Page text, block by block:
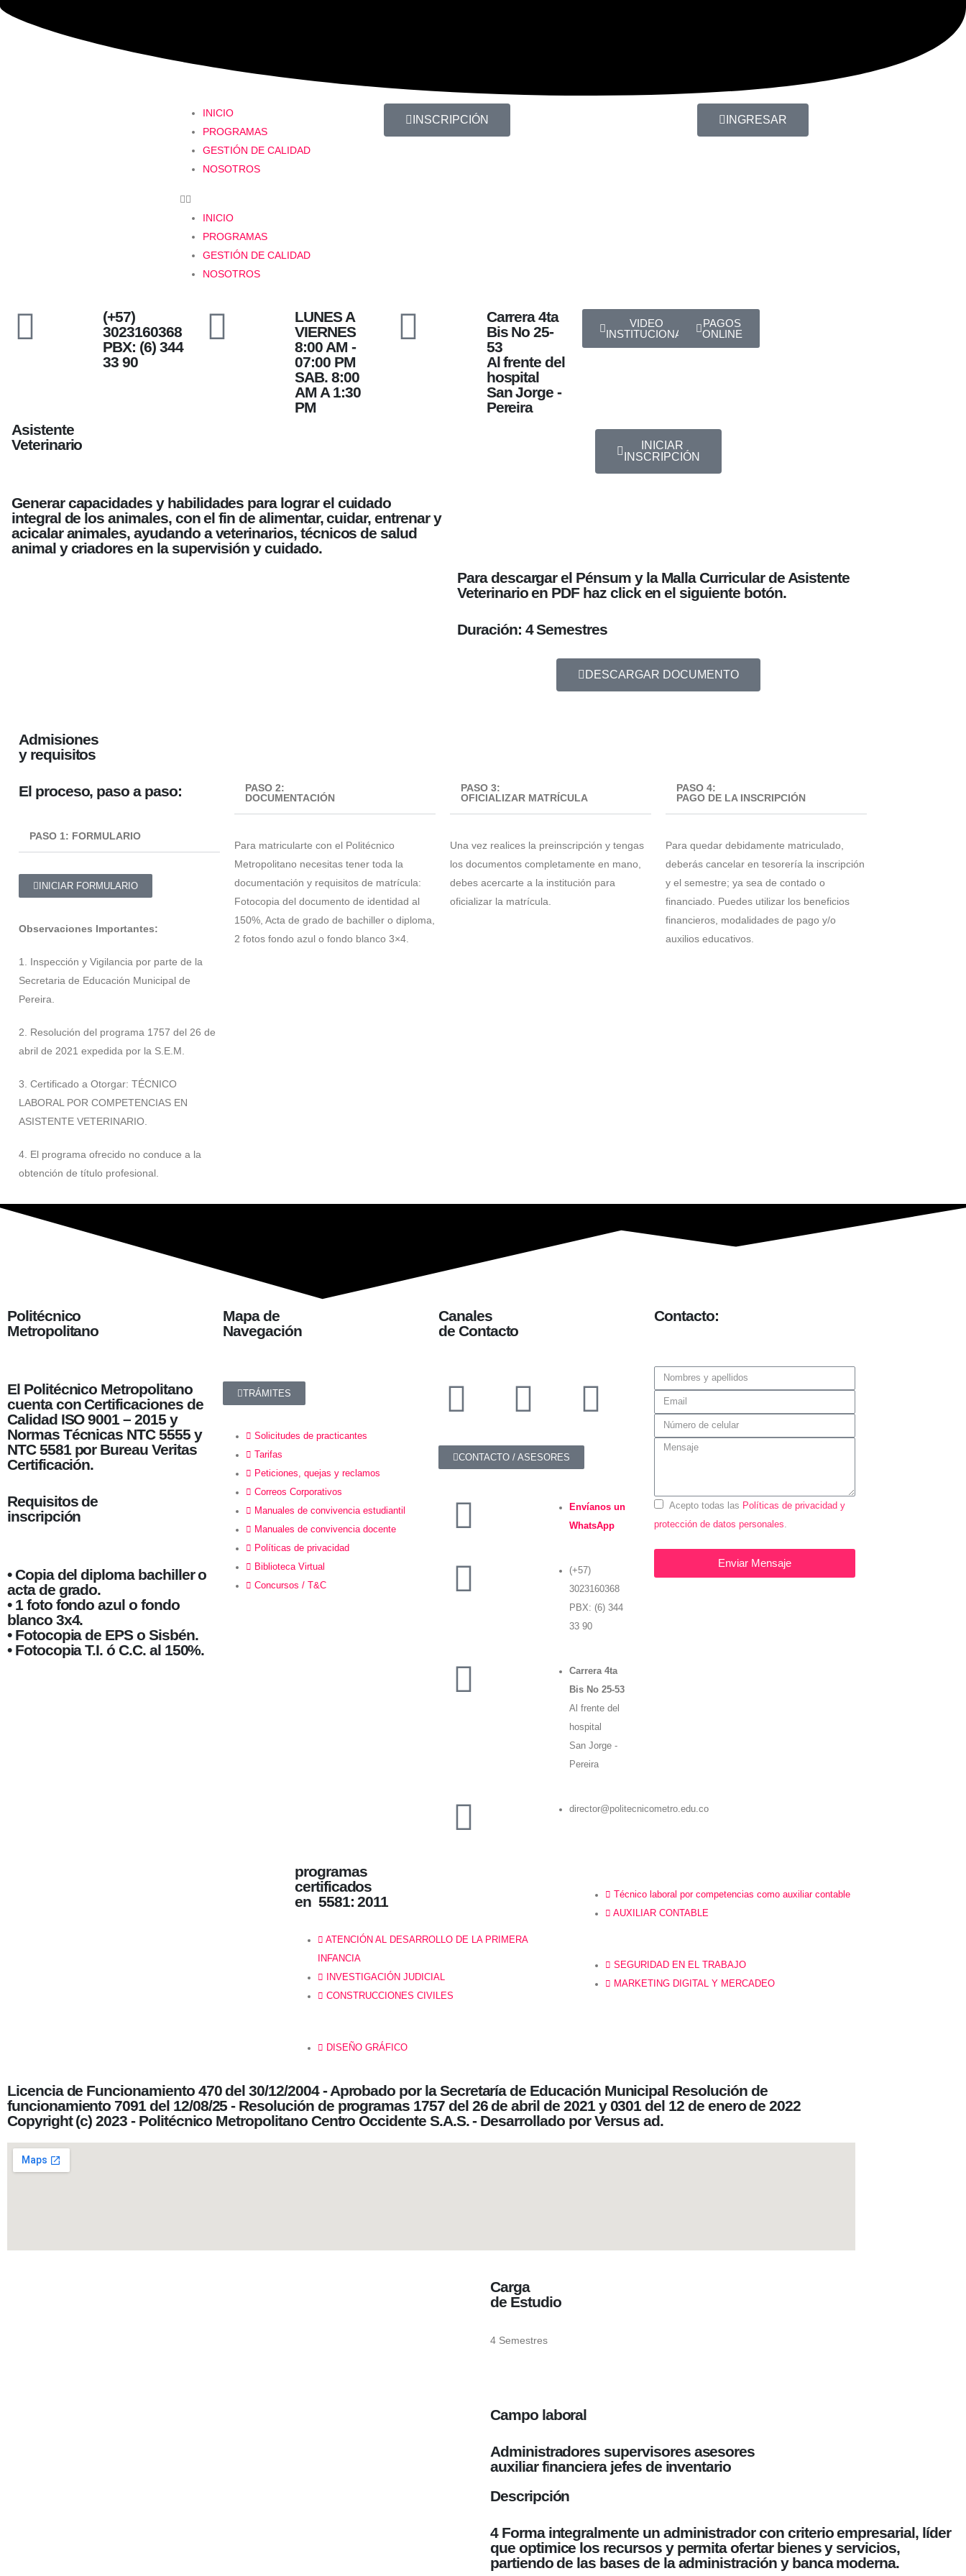
INICIO
PROGRAMAS
GESTIÓN DE CALIDAD
NOSOTROS
INICIO
PROGRAMAS
GESTIÓN DE CALIDAD
NOSOTROS
INSCRIPCIÓN INGRESAR
(+57)
3023160368
PBX: (6) 344
33 90
LUNES A
VIERNES
8:00 AM -
07:00 PM
SAB. 8:00
AM A 1:30
PM
Carrera 4ta
Bis No 25-
53
Al frente del
hospital
San Jorge -
Pereira
VIDEO
INSTITUCIONAL
PAGOS
ONLINE
Asistente
Veterinario
Generar capacidades y habilidades para lograr el cuidado
integral de los animales, con el fin de alimentar, cuidar, entrenar y
acicalar animales, ayudando a veterinarios, técnicos de salud
animal y criadores en la supervisión y cuidado.
INICIAR
INSCRIPCIÓN
Para descargar el Pénsum y la Malla Curricular de Asistente
Veterinario en PDF haz click en el siguiente botón.
Duración: 4 Semestres​
DESCARGAR DOCUMENTO
Admisiones
y requisitos
El proceso, paso a paso:
PASO 1: FORMULARIO
INICIAR FORMULARIO
Observaciones Importantes:
1. Inspección y Vigilancia por parte de la
Secretaria de Educación Municipal de
Pereira.
2. Resolución del programa 1757 del 26 de
abril de 2021 expedida por la S.E.M.
3. Certificado a Otorgar: TÉCNICO
LABORAL POR COMPETENCIAS EN
ASISTENTE VETERINARIO.
4. El programa ofrecido no conduce a la
obtención de título profesional.
PASO 2:
DOCUMENTACIÓN
Para matricularte con el Politécnico
Metropolitano necesitas tener toda la
documentación y requisitos de matrícula:
Fotocopia del documento de identidad al
150%, Acta de grado de bachiller o diploma,
2 fotos fondo azul o fondo blanco 3×4.
PASO 3:
OFICIALIZAR MATRÍCULA
Una vez realices la preinscripción y tengas
los documentos completamente en mano,
debes acercarte a la institución para
oficializar la matrícula.
PASO 4:
PAGO DE LA INSCRIPCIÓN
Para quedar debidamente matriculado,
deberás cancelar en tesorería la inscripción
y el semestre; ya sea de contado o
financiado. Puedes utilizar los beneficios
financieros, modalidades de pago y/o
auxilios educativos.
Politécnico
Metropolitano
El Politécnico Metropolitano
cuenta con Certificaciones de
Calidad ISO 9001 – 2015 y
Normas Técnicas NTC 5555 y
NTC 5581 por Bureau Veritas
Certificación.
Requisitos de
inscripción
• Copia del diploma bachiller o
acta de grado.
• 1 foto fondo azul o fondo
blanco 3x4.
• Fotocopia de EPS o Sisbén.
• Fotocopia T.I. ó C.C. al 150%.
Mapa de
Navegación
TRÁMITES
Solicitudes de practicantes
Tarifas
Peticiones, quejas y reclamos
Correos Corporativos
Manuales de convivencia estudiantil
Manuales de convivencia docente
Políticas de privacidad
Biblioteca Virtual
Concursos / T&C
Canales
de Contacto
CONTACTO / ASESORES
Envíanos un
WhatsApp
(+57)
3023160368
PBX: (6) 344
33 90
Carrera 4ta
Bis No 25-53
Al frente del
hospital
San Jorge -
Pereira
director@politecnicometro.edu.co
Contacto:
Acepto todas las Políticas de privacidad y
protección de datos personales
Enviar Mensaje
programas
certificados
en 5581: 2011
ATENCIÓN AL DESARROLLO DE LA PRIMERA
INFANCIA
INVESTIGACIÓN JUDICIAL
CONSTRUCCIONES CIVILES
DISEÑO GRÁFICO
Técnico laboral por competencias como auxiliar contable
AUXILIAR CONTABLE
SEGURIDAD EN EL TRABAJO
MARKETING DIGITAL Y MERCADEO
Licencia de Funcionamiento 470 del 30/12/2004 - Aprobado por la Secretaría de Educación Municipal Resolución de
funcionamiento 7091 del 12/08/25 - Resolución de programas 1757 del 26 de abril de 2021 y 0301 del 12 de enero de 2022
Copyright (c) 2023 - Politécnico Metropolitano Centro Occidente S.A.S. - Desarrollado por Versus ad.
Carga
de Estudio
4 Semestres
Campo laboral
Administradores supervisores asesores
auxiliar financiera jefes de inventario
Descripción
4 Forma integralmente un administrador con criterio empresarial, líder
que optimice los recursos y permita ofertar bienes y servicios,
partiendo de las bases de la administración y banca moderna.